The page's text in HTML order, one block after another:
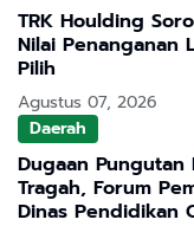
TRK Houlding
Nilai Penanganan
Pilih
Agustus 07, 2026
Daerah
Dugaan
Tragah, Forum
Dinas Pendidikan